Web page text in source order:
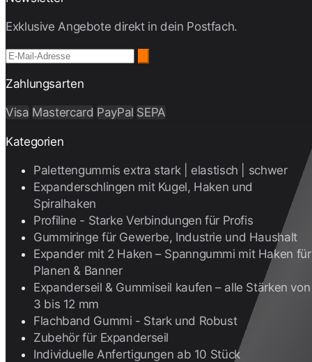
Exklusive Angebote direkt in dein Postfach.
Zahlungsarten
Visa Mastercard PayPal SEPA
Kategorien
Palettengummis extra stark | elastisch | schwer
Expanderschlingen mit Kugel, Haken und
Spiralhaken
Profiline - Starke Verbindungen für Profis
Gummiringe für Gewerbe, Industrie und Haushalt
Expander mit 2 Haken – Spanngummi mit Haken für
Planen & Banner
Expanderseil & Gummiseil kaufen – alle Stärken von
3 bis 12 mm
Flachband Gummi - Stark und Robust
Zubehör für Expanderseil
Individuelle Anfertigungen ab 10 Stück